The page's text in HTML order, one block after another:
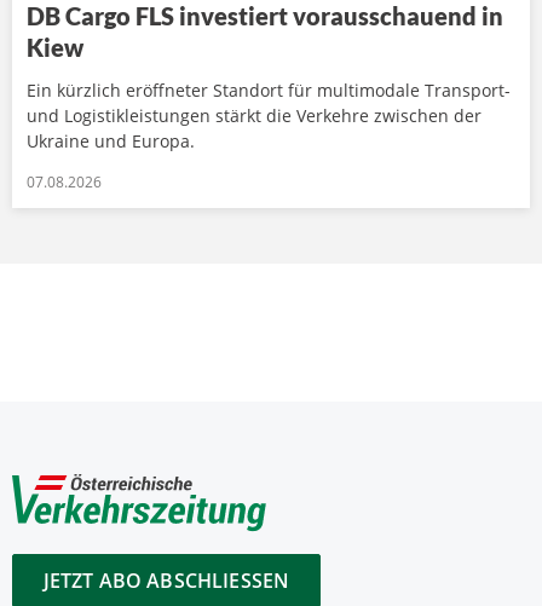
DB Cargo FLS investiert vorausschauend in
Kiew
Ein kürzlich eröffneter Standort für multimodale Transport-
und Logistikleistungen stärkt die Verkehre zwischen der
Ukraine und Europa.
07.08.2026
JETZT ABO ABSCHLIESSEN